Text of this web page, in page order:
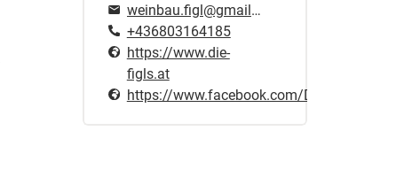
weinbau.figl@gmail.com
+436803164185
https://www.die-
figls.at
https://www.facebook.com/DieFigls